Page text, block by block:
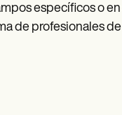
específicos o
de profesionales